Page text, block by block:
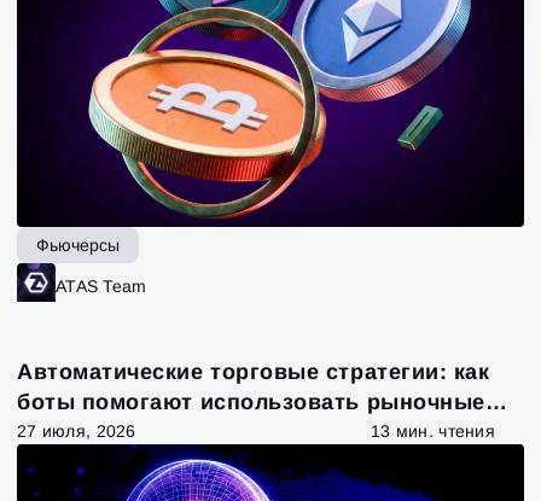
Фьючерсы
ATAS Team
Автоматические торговые стратегии: как
боты помогают использовать рыночные
возможности
27 июля, 2026 13 мин. чтения